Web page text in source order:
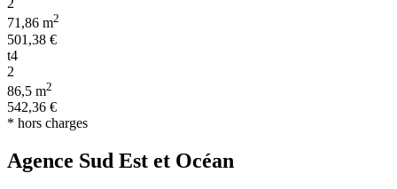
2
71,86 m2
501,38 €
t4
2
86,5 m2
542,36 €
* hors charges
Agence Sud Est et Océan